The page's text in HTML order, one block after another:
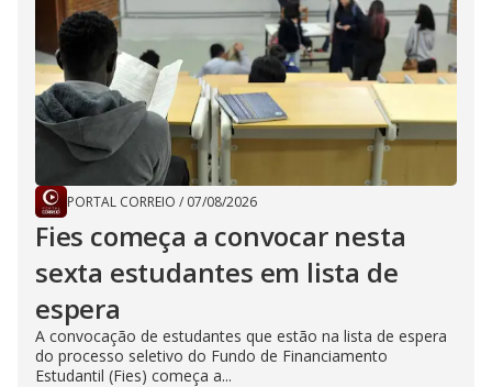
PORTAL CORREIO / 07/08/2026
Fies começa a convocar nesta
sexta estudantes em lista de
espera
A convocação de estudantes que estão na lista de espera
do processo seletivo do Fundo de Financiamento
Estudantil (Fies) começa a...